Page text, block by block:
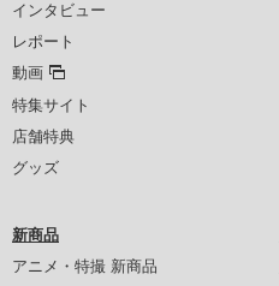
インタビュー
レポート
動画
特集サイト
店舗特典
グッズ
新商品
アニメ・特撮 新商品